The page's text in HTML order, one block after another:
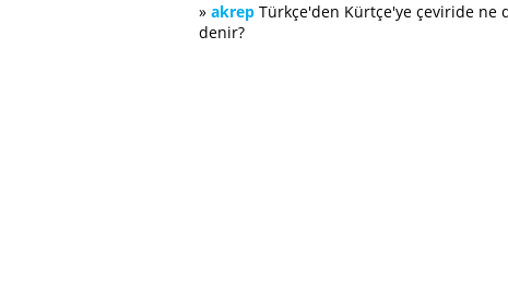
» akrep Türkçe'den Kürtçe'ye çeviride ne
denir?